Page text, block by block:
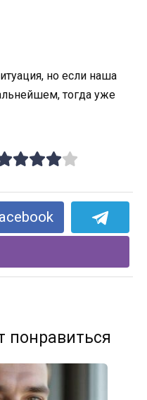
но если наша
тогда уже
понравиться